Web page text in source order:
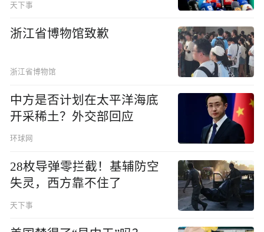
天下事
浙江省博物馆致歉
浙江省博物馆
中方是否计划在太平洋海底
开采稀土？外交部回应
环球网
28枚导弹零拦截！基辅防空
失灵，西方靠不住了
天下事